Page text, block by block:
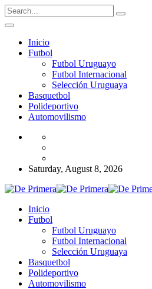
Inicio
Futbol
Futbol Uruguayo
Futbol Internacional
Selección Uruguaya
Basquetbol
Polideportivo
Automovilismo
Saturday, August 8, 2026
Inicio
Futbol
Futbol Uruguayo
Futbol Internacional
Selección Uruguaya
Basquetbol
Polideportivo
Automovilismo